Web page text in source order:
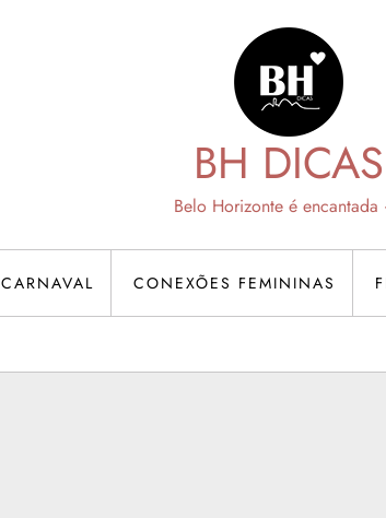
BH DICAS
Belo Horizonte é encantada
CARNAVAL CONEXÕES FEMININAS